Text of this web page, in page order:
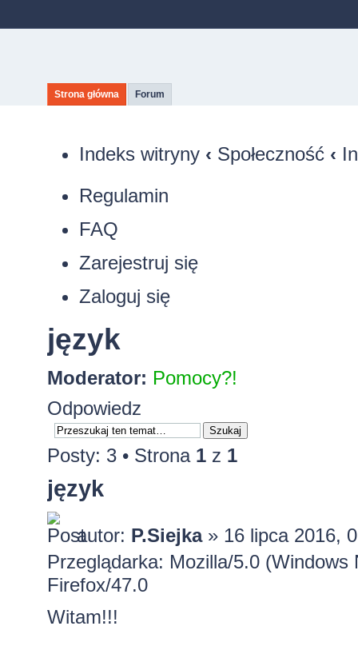
Strona główna Forum
Indeks witryny ‹ Społeczność ‹
Regulamin
FAQ
Zarejestruj się
Zaloguj się
język
Moderator: Pomocy?!
Odpowiedz
Posty: 3 • Strona 1z 1
język
autor: P.Siejka» 16 lipca 2016,
Przeglądarka: Mozilla/5.0
Firefox/47.0
Witam!!!